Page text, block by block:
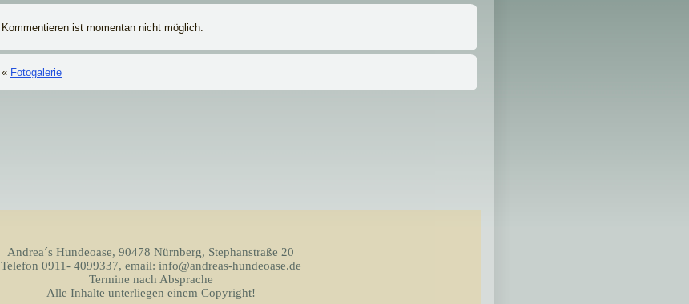
Kommentieren ist momentan nicht möglich.
« Fotogalerie
Andrea´s Hundeoase, 90478 Nürnberg, Stephanstraße 20
Telefon 0911- 4099337, email: info@andreas-hundeoase.de
Termine nach Absprache
Alle Inhalte unterliegen einem Copyright!